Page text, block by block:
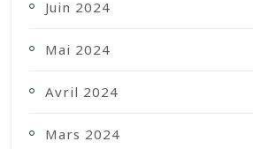
Juin 2024
Mai 2024
Avril 2024
Mars 2024